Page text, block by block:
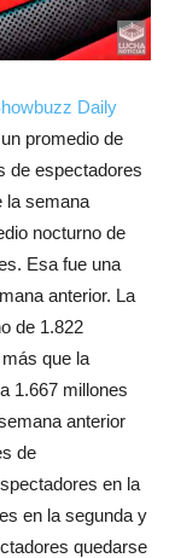
Daily
promedio de
de espectadores
la semana
nocturno de
Esa fue una
anterior. La
de 1.822
que la
1.667 millones
anterior
de
en la
en la segunda y
quedarse